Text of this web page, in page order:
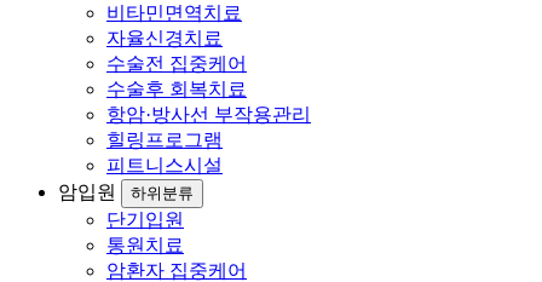
비타민면역치료
자율신경치료
수술전 집중케어
수술후 회복치료
항암·방사선 부작용관리
힐링프로그램
피트니스시설
암입원
하위분류
단기입원
통원치료
암환자 집중케어